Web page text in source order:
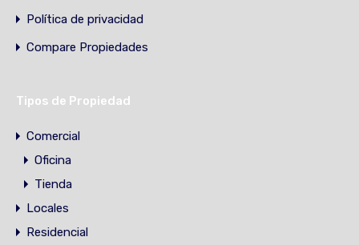
Política de privacidad
Compare Propiedades
Tipos de Propiedad
Comercial
Oficina
Tienda
Locales
Residencial